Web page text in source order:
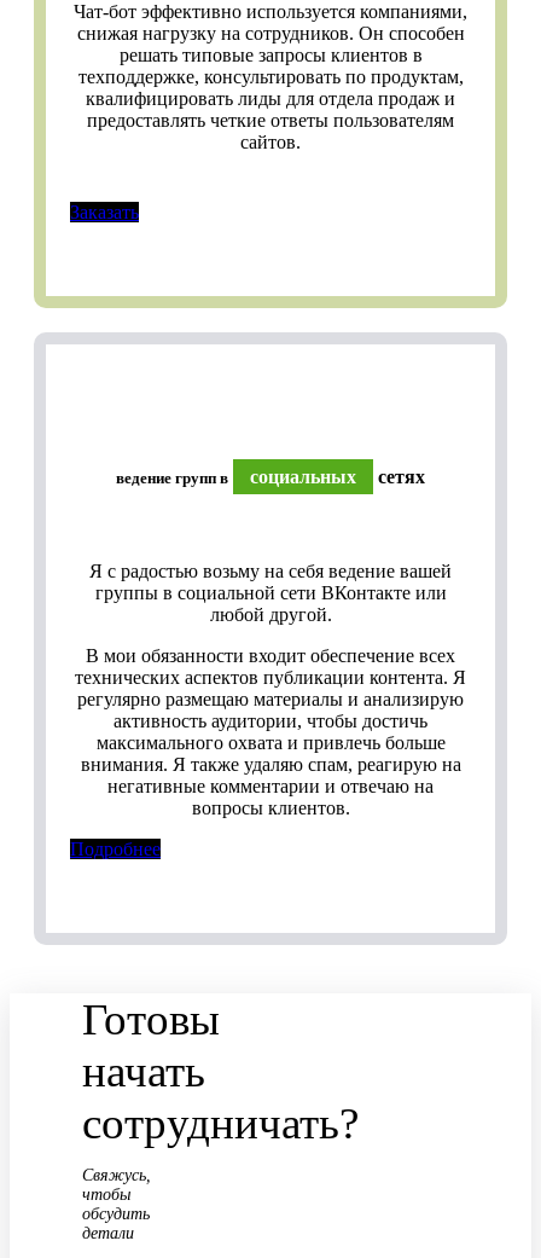
Чат-бот эффективно используется компаниями,
снижая нагрузку на сотрудников. Он способен
решать типовые запросы клиентов в
техподдержке, консультировать по продуктам,
квалифицировать лиды для отдела продаж и
предоставлять четкие ответы пользователям
сайтов.
Заказать
ведение групп в социальных сетях
Я с радостью возьму на себя ведение вашей
группы в социальной сети ВКонтакте или
любой другой.
В мои обязанности входит обеспечение всех
технических аспектов публикации контента. Я
регулярно размещаю материалы и анализирую
активность аудитории, чтобы достичь
максимального охвата и привлечь больше
внимания. Я также удаляю спам, реагирую на
негативные комментарии и отвечаю на
вопросы клиентов.
Подробнее
Готовы
начать
сотрудничать?
Свяжусь,
чтобы
обсудить
детали